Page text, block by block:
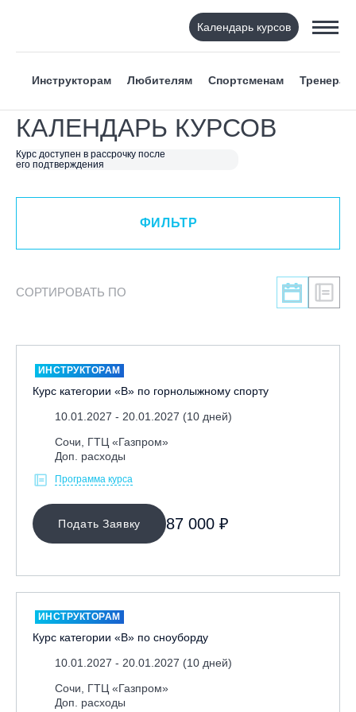
Календарь курсов
Инструкторам Любителям Спортсменам Тренерам
КАЛЕНДАРЬ КУРСОВ
Курс доступен в рассрочку после
его подтверждения
ФИЛЬТР
ВИД СПОРТА
Я ХОЧУ
КАТЕГОРИЯ
ЛЕКТОР
МЕСТО ПРОВЕДЕНИЯ
Байкальск, ГЛЦ «Гора Соболиная»
Вологодская обл., ГЛК "Ципина гора"
Грузия, ГК «Гудаури»
Дистанционно
Ижевск, КАО «Нечкино»
ФИЛЬТР
СОРТИРОВАТЬ ПО
ИНСТРУКТОРАМ
Курс категории «В» по горнолыжному спорту
10.01.2027 - 20.01.2027 (10 дней)
Сочи, ГТЦ «Газпром»
Доп. расходы
Программа курса
Подать Заявку 87 000 ₽
ИНСТРУКТОРАМ
Курс категории «В» по сноуборду
10.01.2027 - 20.01.2027 (10 дней)
Сочи, ГТЦ «Газпром»
Доп. расходы